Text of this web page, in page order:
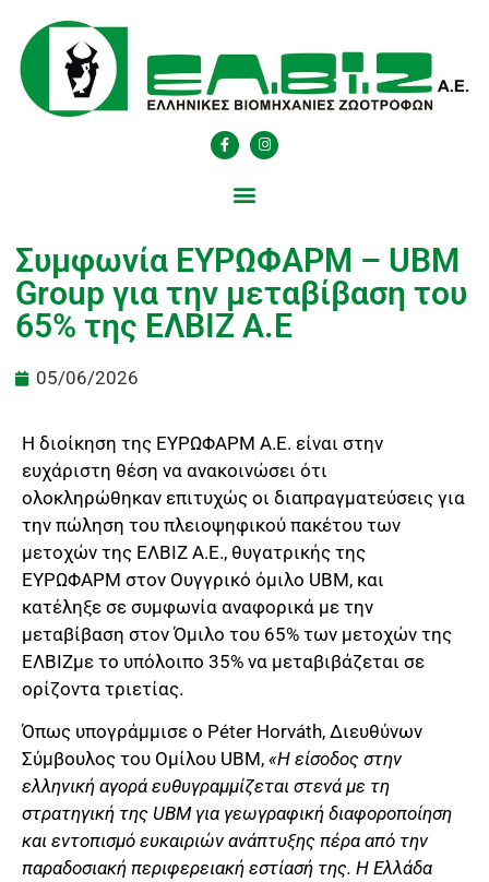
Συμφωνία ΕΥΡΩΦΑΡΜ – UBM
Group για την μεταβίβαση του
65% της ΕΛΒΙΖ Α.Ε
05/06/2026
Η διοίκηση της ΕΥΡΩΦΑΡΜ Α.Ε. είναι στην
ευχάριστη θέση να ανακοινώσει ότι
ολοκληρώθηκαν επιτυχώς οι διαπραγματεύσεις για
την πώληση του πλειοψηφικού πακέτου των
μετοχών της ΕΛΒΙΖ Α.Ε., θυγατρικής της
ΕΥΡΩΦΑΡΜ στον Ουγγρικό όμιλο UBM, και
κατέληξε σε συμφωνία αναφορικά με την
μεταβίβαση στον Όμιλο του 65% των μετοχών της
ΕΛΒΙΖμε το υπόλοιπο 35% να μεταβιβάζεται σε
ορίζοντα τριετίας.
Όπως υπογράμμισε ο Péter Horváth, Διευθύνων
Σύμβουλος του Ομίλου UBM, «Η είσοδος στην
ελληνική αγορά ευθυγραμμίζεται στενά με τη
στρατηγική της UBM για γεωγραφική διαφοροποίηση
και εντοπισμό ευκαιριών ανάπτυξης πέρα από την
παραδοσιακή περιφερειακή εστίασή της. Η Ελλάδα